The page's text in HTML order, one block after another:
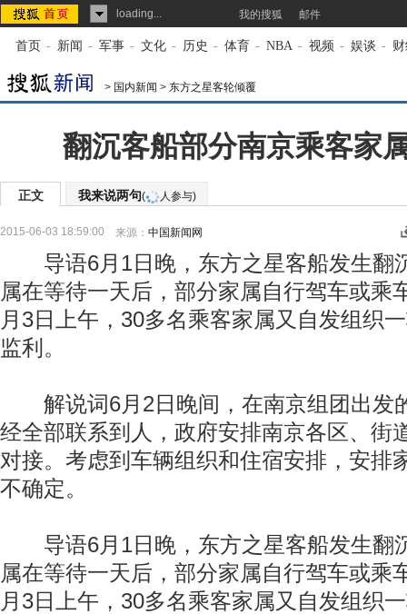
loading... 我的搜狐 邮件
首页 - 新闻 - 军事 - 文化 - 历史 - 体育 - NBA - 视频 - 娱谈 -
> 国内新闻 > 东方之星客轮倾覆
翻沉客船部分南京乘客家
正文 我来说两句( 人参与)
2015-06-03 18:59:00 来源： 中国新闻网
导语6月1日晚，东方之星客船发生翻
属在等待一天后，部分家属自行驾车或乘
月3日上午，30多名乘客家属又自发组织
监利。
解说词6月2日晚间，在南京组团出发
经全部联系到人，政府安排南京各区、街
对接。考虑到车辆组织和住宿安排，安排
不确定。
导语6月1日晚，东方之星客船发生翻
属在等待一天后，部分家属自行驾车或乘
月3日上午，30多名乘客家属又自发组织